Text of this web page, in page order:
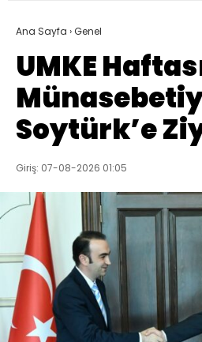
Ana Sayfa ›Genel
UMKE
Soytürk’e
Giriş: 07-08-2026 01:05